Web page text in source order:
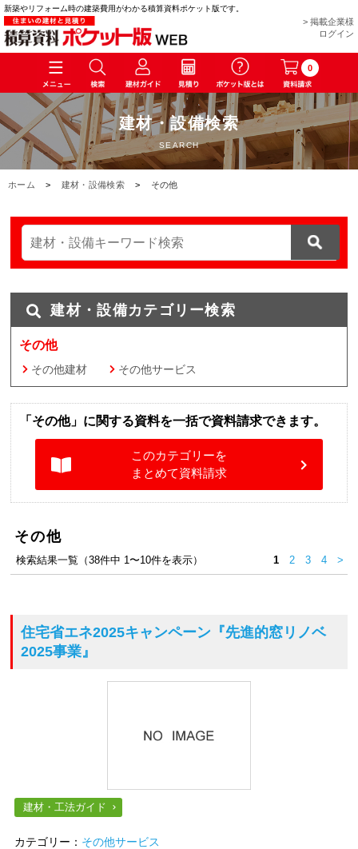
新築やリフォーム時の建築費用がわかる積算資料ポケット版です。
> 掲載企業様
ログイン
0
建材・設備検索
SEARCH
ホーム > 建材・設備検索 > その他
建材・設備カテゴリー検索
その他
その他建材 その他サービス
「その他」に関する資料を一括で資料請求できます。
このカテゴリーを
まとめて資料請求
その他
検索結果一覧（38件中 1〜10件を表示） 1 2 3 4 >
住宅省エネ2025キャンペーン 『先進的窓リノベ
2025事業』
建材・工法ガイド
カテゴリー： その他サービス